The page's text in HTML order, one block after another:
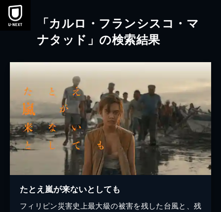
本文へスキップ
「カルロ・フランシスコ・マ
ナタッド」の検索結果
たとえ嵐が来ないとしても
フィリピン災害史上最大級の被害を残した台風と、残